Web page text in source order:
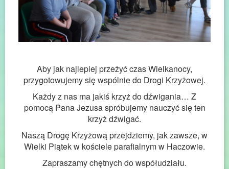
Aby jak najlepiej przeżyć czas Wielkanocy,
przygotowujemy się wspólnie do Drogi Krzyżowej.
Każdy z nas ma jakiś krzyż do dźwigania… Z
pomocą Pana Jezusa spróbujemy nauczyć się ten
krzyż dźwigać.
Naszą Drogę Krzyżową przejdziemy, jak zawsze, w
Wielki Piątek w kościele parafialnym w Haczowie.
Zapraszamy chętnych do współudziału.